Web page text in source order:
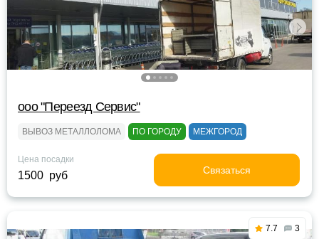
ооо "Переезд Сервис"
ВЫВОЗ МЕТАЛЛОЛОМА ПО ГОРОДУ МЕЖГОРОД
Цена посадки
1500 руб Связаться
7.7 3